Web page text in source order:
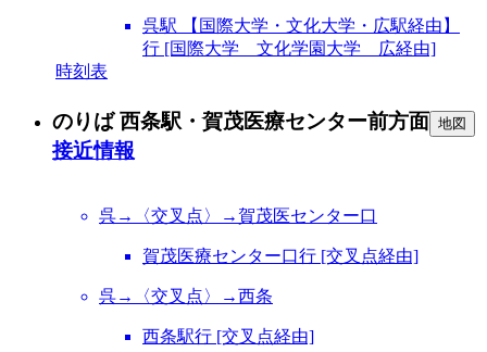
呉駅 【国際大学・文化大学・広駅経由】
行 [国際大学 文化学園大学 広経由]
時刻表
のりば 西条駅・賀茂医療センター前方面 地図
接近情報
呉→〈交叉点〉→賀茂医センター口
賀茂医療センター口行 [交叉点経由]
呉→〈交叉点〉→西条
西条駅行 [交叉点経由]